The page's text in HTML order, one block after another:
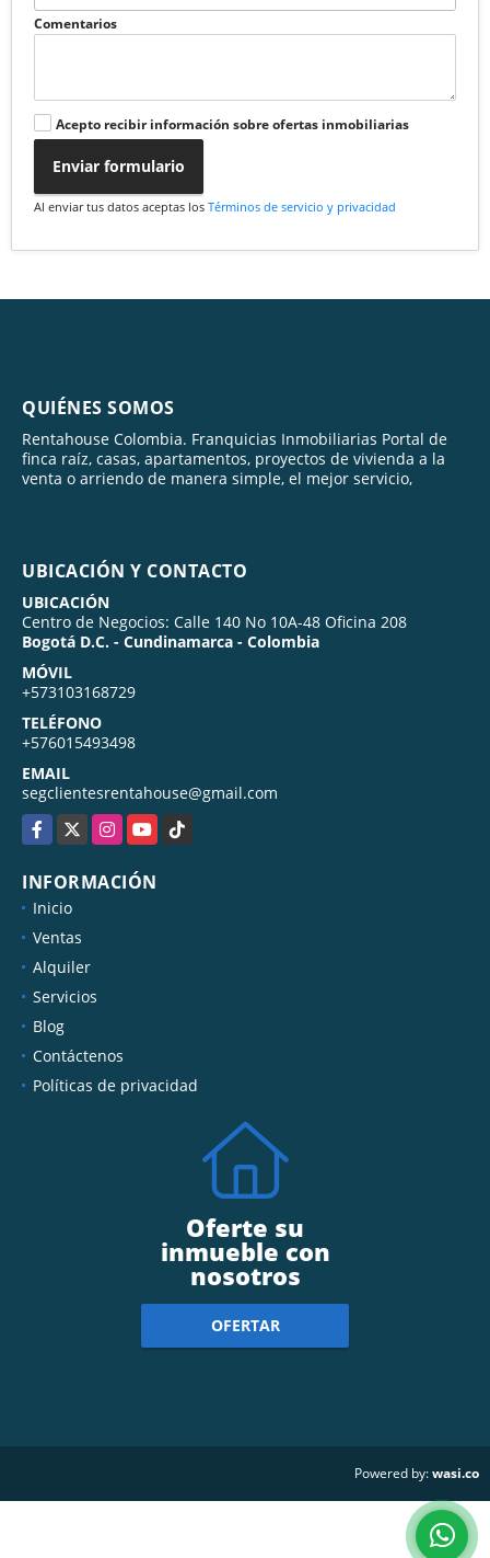
Comentarios
Acepto recibir información sobre ofertas inmobiliarias
Enviar formulario
Al enviar tus datos aceptas los Términos de servicio y privacidad
QUIÉNES SOMOS
Rentahouse Colombia. Franquicias Inmobiliarias Portal de
finca raíz, casas, apartamentos, proyectos de vivienda a la
venta o arriendo de manera simple, el mejor servicio,
UBICACIÓN Y CONTACTO
UBICACIÓN
Centro de Negocios: Calle 140 No 10A-48 Oficina 208
Bogotá D.C. - Cundinamarca - Colombia
MÓVIL
+573103168729
TELÉFONO
+576015493498
EMAIL
segclientesrentahouse@gmail.com
Facebook
X InstagramYouTubeTikTok
INFORMACIÓN
Inicio
Ventas
Alquiler
Servicios
Blog
Contáctenos
Políticas de privacidad
Oferte su
inmueble con
nosotros
OFERTAR
Powered by:wasi.co